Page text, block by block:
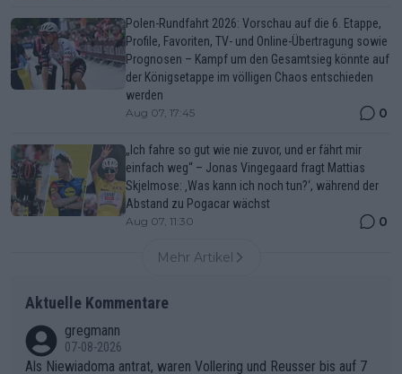
Polen-Rundfahrt 2026: Vorschau auf die 6. Etappe,
Profile, Favoriten, TV- und Online-Übertragung sowie
Prognosen – Kampf um den Gesamtsieg könnte auf
der Königsetappe im völligen Chaos entschieden
werden
Aug 07, 17:45 0
„Ich fahre so gut wie nie zuvor, und er fährt mir
einfach weg“ – Jonas Vingegaard fragt Mattias
Skjelmose: ‚Was kann ich noch tun?‘, während der
Abstand zu Pogacar wächst
Aug 07, 11:30 0
Mehr Artikel
Aktuelle Kommentare
gregmann
07-08-2026
Als Niewiadoma antrat, waren Vollering und Reusser bis auf 7